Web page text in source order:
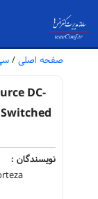
صفحه اصلی /
DC-
نویسندگان :